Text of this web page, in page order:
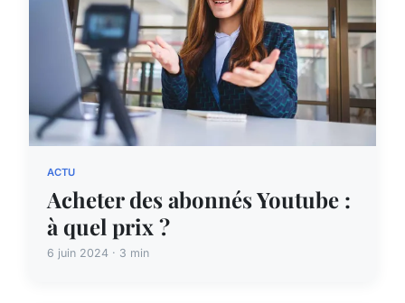
ACTU
Acheter des abonnés Youtube :
à quel prix ?
6 juin 2024 · 3 min